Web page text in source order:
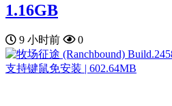
1.16GB
9 小时前 0